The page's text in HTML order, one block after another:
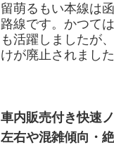
留萌るもい本線は
路線です。かつて
も活躍しましたが
けが廃止されまし
車内販売付き快速
左右や混雑傾向・